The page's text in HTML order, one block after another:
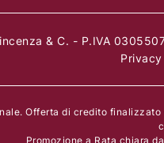
& C. - P.IVA
Privacy
Offerta di credito
Promozione a Rata chiara